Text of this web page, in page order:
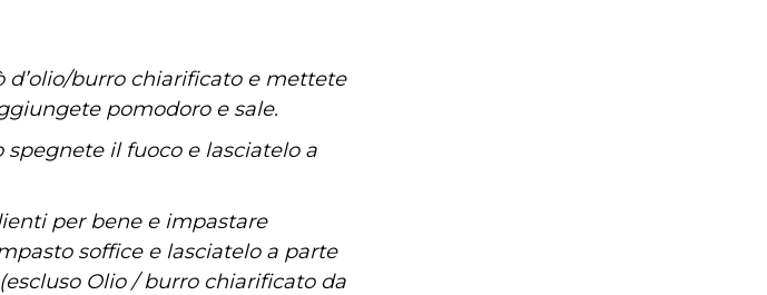
d’olio/burro chiarificato e mettete
pomodoro e sale.
il fuoco e lasciatelo a
per bene e impastare
soffice e lasciatelo a parte
Olio / burro chiarificato da